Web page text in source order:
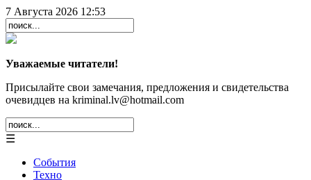
7 Августа 2026 12:53
Уважаемые читатели!
Присылайте свои замечания, предложения и свидетельства
очевидцев на kriminal.lv@hotmail.com
☰
События
Техно